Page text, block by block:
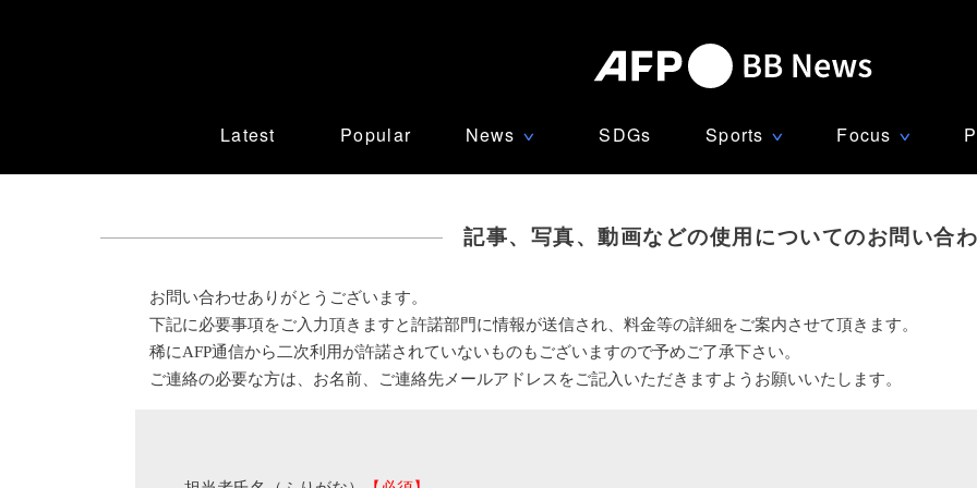
Latest Popular News ∨ SDGs Sports ∨ Focus ∨
記事、写真、動画などの使用についてのお問い合
お問い合わせありがとうございます。
下記に必要事項をご入力頂きますと許諾部門に情報が送信され、料金等の詳細をご案内させて頂きます。
稀にAFP通信から二次利用が許諾されていないものもございますので予めご了承下さい。
ご連絡の必要な方は、お名前、ご連絡先メールアドレスをご記入いただきますようお願いいたします。